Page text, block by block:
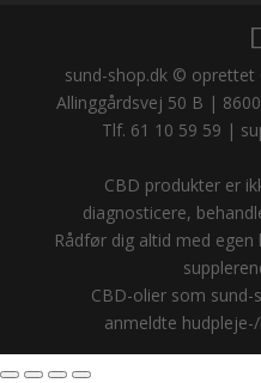
sund-shop.dk © oprettet
Allinggårdsvej 50 B |
Tlf. 61 10 59 59 |
CBD produkter er
diagnosticere,
Rådfør dig altid med
CBD-olier som sund-
anmeldte